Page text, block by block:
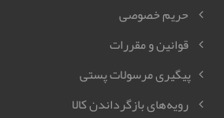
حریم خصوصی
قوانین و مقررات
پیگیری مرسولات پستی
رویه‌های بازگرداندن کالا